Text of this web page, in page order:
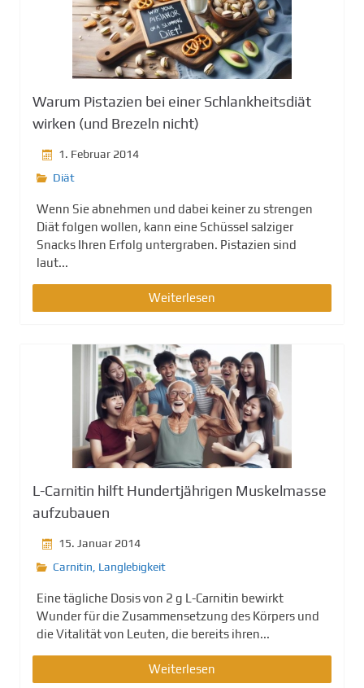
Warum Pistazien bei einer Schlankheitsdiät
wirken (und Brezeln nicht)
1. Februar 2014
Diät
Wenn Sie abnehmen und dabei keiner zu strengen
Diät folgen wollen, kann eine Schüssel salziger
Snacks Ihren Erfolg untergraben. Pistazien sind
laut...
Weiterlesen
L-Carnitin hilft Hundertjährigen Muskelmasse
aufzubauen
15. Januar 2014
Carnitin, Langlebigkeit
Eine tägliche Dosis von 2 g L-Carnitin bewirkt
Wunder für die Zusammensetzung des Körpers und
die Vitalität von Leuten, die bereits ihren...
Weiterlesen